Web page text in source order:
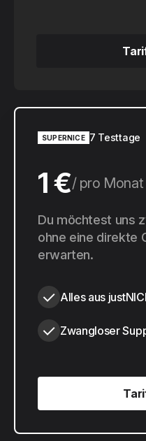
SUPERNICE 7 Testtage
1 € pro Monat
10 € pro
Du möchtest uns
ohne eine direkte
erwarten.
Alles aus
Zwangloser